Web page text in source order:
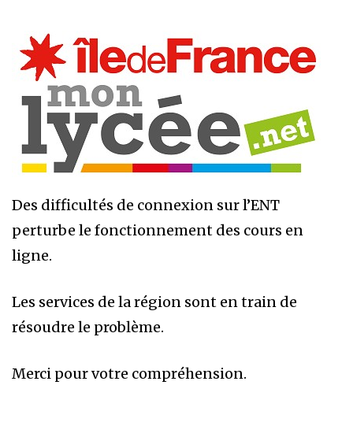
Des difficultés de connexion sur l’ENT
perturbe le fonctionnement des cours en
ligne.
Les services de la région sont en train de
résoudre le problème.
Merci pour votre compréhension.